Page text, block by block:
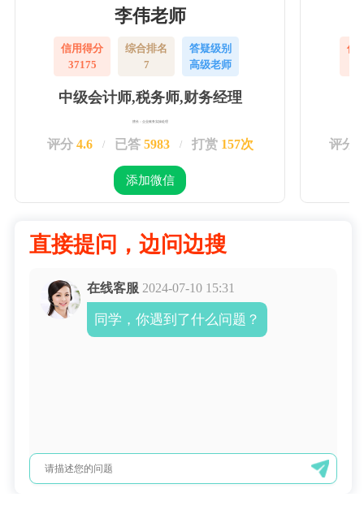
李伟老师
信用得分
37175
综合排名
7
答疑级别
高级老师
中级会计师,税务师,财务经理
擅长：企业账务实操处理
评分 4.6 / 已答 5983 / 打赏 157次
添加微信
信
评分
直接提问，边问边搜
在线客服 2024-07-10 15:31
同学，你遇到了什么问题？